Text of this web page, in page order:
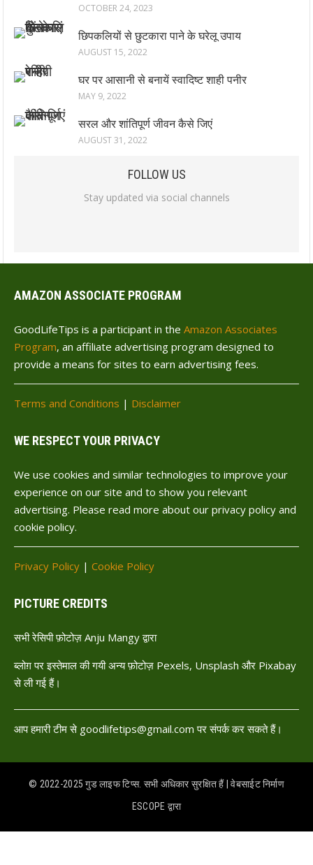
OCTOBER 24, 2023
छिपकलियों से छुटकारा पाने के घरेलू उपाय
AUGUST 15, 2022
घर पर आसानी से बनायें स्वादिष्ट शाही पनीर
MAY 9, 2022
सरल और शांतिपूर्ण जीवन कैसे जिएं
AUGUST 31, 2022
FOLLOW US
Stay updated via social channels
AMAZON ASSOCIATE PROGRAM
GoodLifeTips is a participant in the Amazon Associates
Program, an affiliate advertising program designed to
provide a means for sites to earn advertising fees.
Terms and Conditions | Disclaimer
WE RESPECT YOUR PRIVACY
We use cookies and similar technologies to improve your
experience on our site and to show you relevant
advertising. Please read more about our privacy policy and
cookie policy.
Privacy Policy | Cookie Policy
PICTURE CREDITS
सभी रेसिपी फ़ोटोज़ Anju Mangy द्वारा
ब्लोग़ पर इस्तेमाल की गयी अन्य फ़ोटोज़ Pexels, Unsplash और Pixabay
से ली गई हैं।
आप हमारी टीम से goodlifetips@gmail.com पर संपर्क कर सकते हैं।
© 2022-2025 गुड लाइफ टिप्स. सभी अधिकार सुरक्षित हैं | वेबसाईट निर्माण
ESCOPE द्वारा